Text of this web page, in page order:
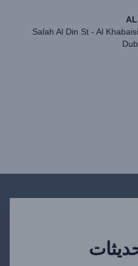
Salah Al Din St - Al